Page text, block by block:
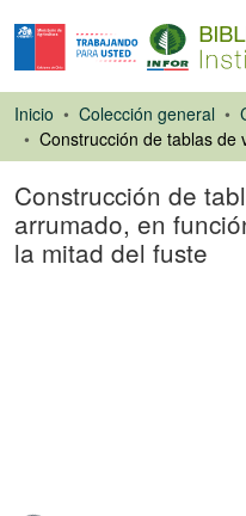
Inicio Colección general
Construcción de
arrumado, en
la mitad del fuste